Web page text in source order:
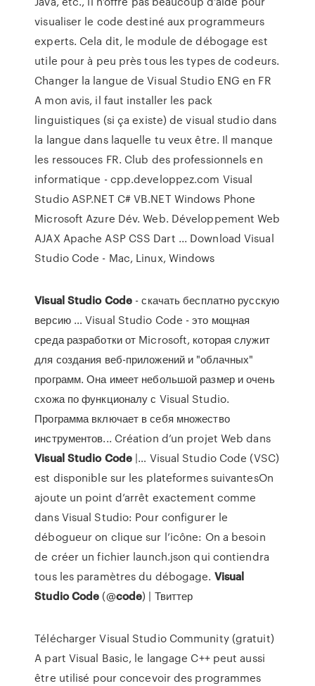
visualiser le code destiné aux programmeurs
experts. Cela dit, le module de débogage est
utile pour à peu près tous les types de codeurs.
Changer la langue de Visual Studio ENG en FR
A mon avis, il faut installer les pack
linguistiques (si ça existe) de visual studio dans
la langue dans laquelle tu veux être. Il manque
les ressouces FR. Club des professionnels en
informatique - cpp.developpez.com Visual
Studio ASP.NET C# VB.NET Windows Phone
Microsoft Azure Dév. Web. Développement Web
AJAX Apache ASP CSS Dart ... Download Visual
Studio Code - Mac, Linux, Windows
VisualStudio Code - скачать бесплатно русскую
версию … Visual Studio Code - это мощная
среда разработки от Microsoft, которая служит
для создания веб-приложений и "облачных"
программ. Она имеет небольшой размер и очень
схожа по функционалу с Visual Studio.
Программа включает в себя множество
инструментов... Création d’un projet Web dans
VisualStudio Code |… Visual Studio Code (VSC)
est disponible sur les plateformes suivantesOn
ajoute un point d’arrêt exactement comme
dans Visual Studio: Pour configurer le
débogueur on clique sur l’icône: On a besoin
de créer un fichier launch.json qui contiendra
tous les paramètres du débogage. Visual
StudioCode (@code) | Твиттер
Télécharger Visual Studio Community (gratuit)
A part Visual Basic, le langage C++ peut aussi
être utilisé pour concevoir des programmes